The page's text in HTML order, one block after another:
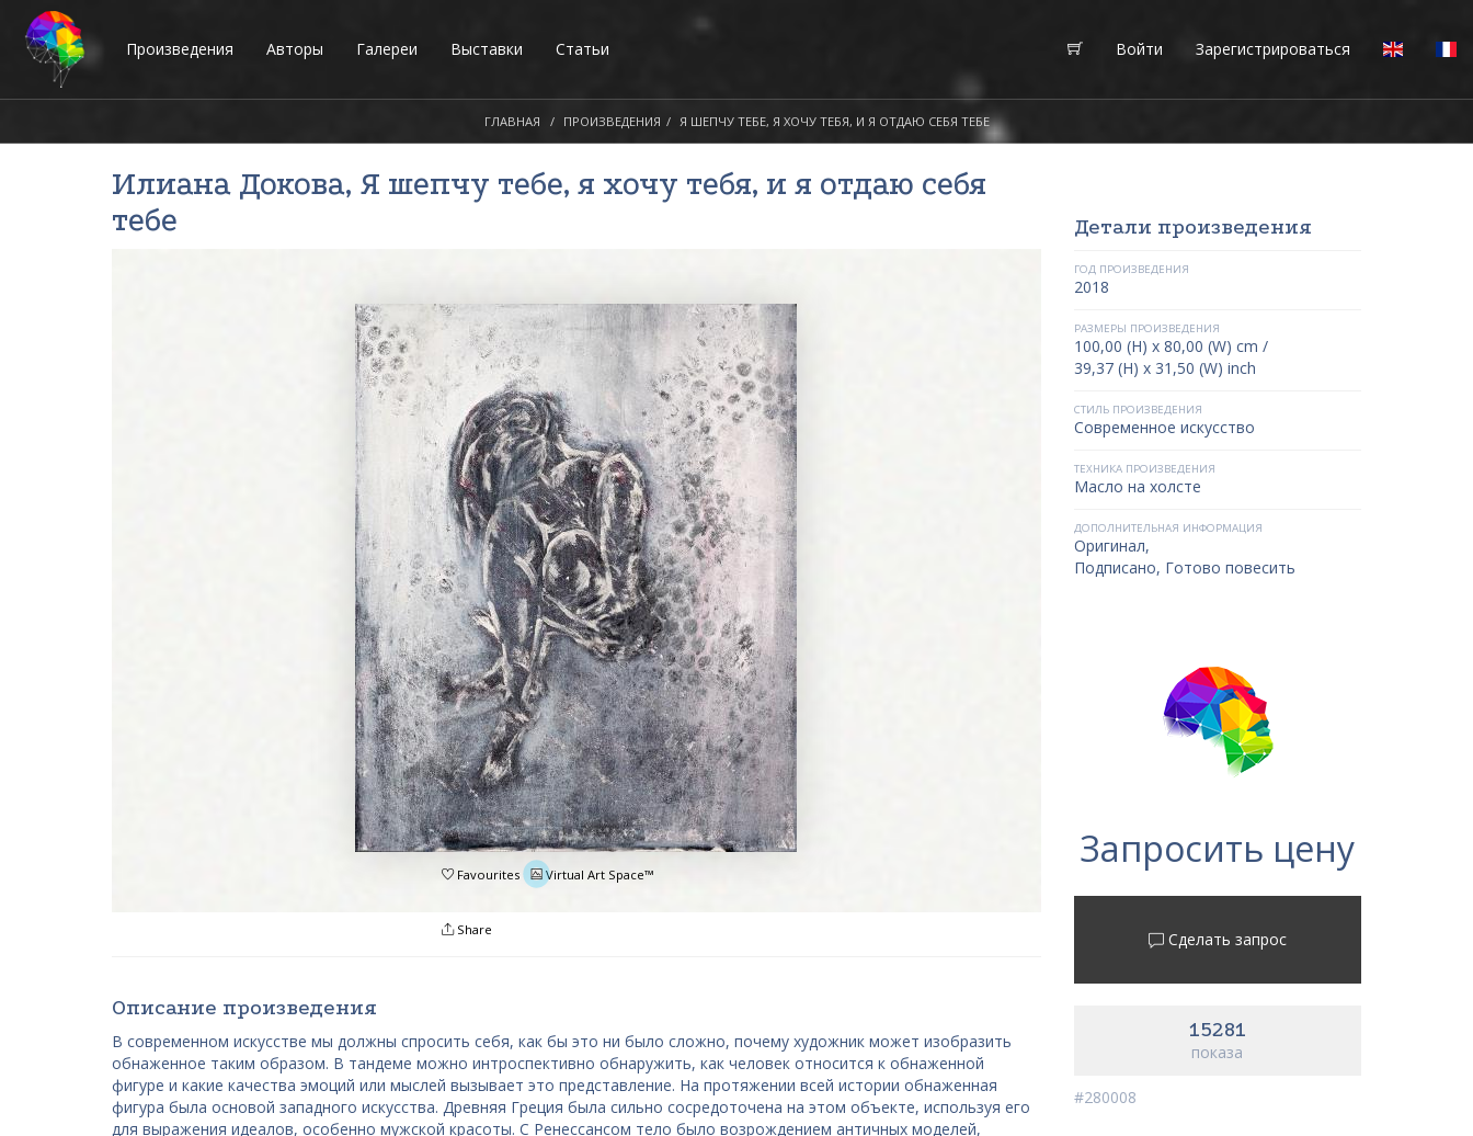
Произведения Авторы Галереи Выставки Статьи Войти Зарегистрироваться
ГЛАВНАЯ ПРОИЗВЕДЕНИЯ Я ШЕПЧУ ТЕБЕ, Я ХОЧУ ТЕБЯ, И Я ОТДАЮ СЕБЯ ТЕБЕ
Илиана Докова, Я шепчу тебе, я хочу тебя, и я отдаю себя
тебе
Favourites Virtual Art Space™
Share
Описание произведения
В современном искусстве мы должны спросить себя, как бы это ни было сложно, почему художник может изобразить
обнаженное таким образом. В тандеме можно интроспективно обнаружить, как человек относится к обнаженной
фигуре и какие качества эмоций или мыслей вызывает это представление. На протяжении всей истории обнаженная
фигура была основой западного искусства. Древняя Греция была сильно сосредоточена на этом объекте, используя его
для выражения идеалов, особенно мужской красоты. С Ренессансом тело было возрождением античных моделей,
Детали произведения
ГОД ПРОИЗВЕДЕНИЯ
2018
РАЗМЕРЫ ПРОИЗВЕДЕНИЯ
100,00 (H) x 80,00 (W) cm /
39,37 (H) x 31,50 (W) inch
СТИЛЬ ПРОИЗВЕДЕНИЯ
Современное искусство
ТЕХНИКА ПРОИЗВЕДЕНИЯ
Масло на холсте
ДОПОЛНИТЕЛЬНАЯ ИНФОРМАЦИЯ
Оригинал,
Подписано, Готово повесить
Запросить цену
Сделать запрос
15281
показа
#280008